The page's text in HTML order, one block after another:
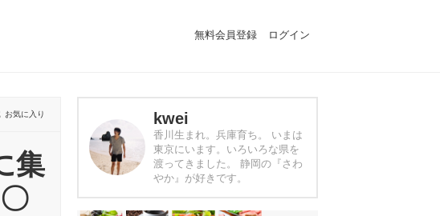
無料会員登録 ログイン
お気に入り
集
kwei
香川生まれ。兵庫育ち。 いまは
東京にいます。いろいろな県を
渡ってきました。 静岡の『さわ
やか』が好きです。